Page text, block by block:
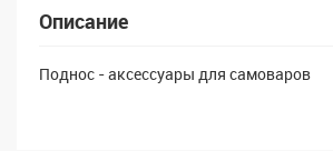
Описание
Поднос - аксессуары для самоваров